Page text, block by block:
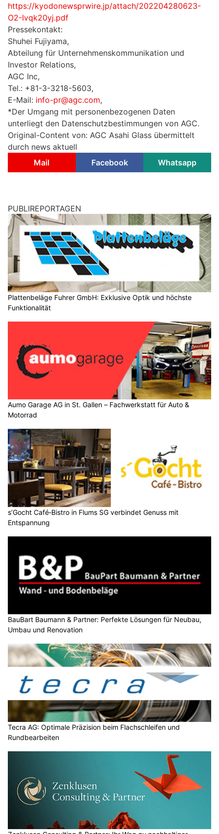
https://kyodonewsprwire.jp/attach/202204280623-
O2-Ivqk20yj.pdf
Pressekontakt:
Shuhei Fujiyama,
Abteilung für Unternehmenskommunikation und
Investor Relations,
AGC Inc,
Tel.: +81-3-3218-5603,
E-Mail: info-pr@agc.com,
*Der Umgang mit personenbezogenen Daten
unterliegt den Datenschutzbestimmungen von AGC.
Original-Content von: AGC Asahi Glass übermittelt
durch news aktuell
Mail
Facebook Whatsapp
PUBLIREPORTAGEN
Plattenbeläge Fuhrer GmbH: Exklusive Optik und höchste
Funktionalität
Aumo Garage AG in St. Gallen – Fachwerkstatt für Auto &
Motorrad
s’Gocht Café‑Bistro in Flums SG verbindet Genuss mit
Entspannung
BauBart Baumann & Partner: Perfekte Lösungen für Neubau,
Umbau und Renovation
Tecra AG: Optimale Präzision beim Flachschleifen und
Rundbearbeiten